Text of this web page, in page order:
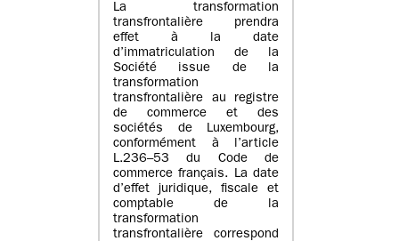
La transformation
transfrontalière prendra
effet à la date
d’immatriculation de la
Société issue de la
transformation
transfrontalière au registre
de commerce et des
sociétés de Luxembourg,
conformément à l’article
L.236–53 du Code de
commerce français. La date
d’effet juridique, fiscale et
comptable de la
transformation
transfrontalière correspond